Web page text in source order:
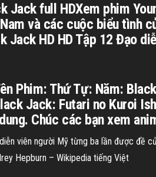
Jack full HDXem phim
và các cuộc biểu tình
HD HD Tập 12 Đạo
Phim: Thứ Tự: Năm:
Jack: Futari no Kuroi
Chúc các bạn xem
viên người Mỹ từng ba lần được đề
Hepburn – Wikipedia tiếng Việt